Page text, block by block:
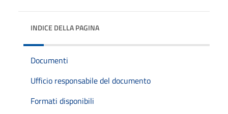
INDICE DELLA PAGINA
Documenti
Ufficio responsabile del documento
Formati disponibili